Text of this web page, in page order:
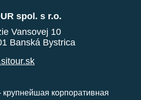
spol. s r.o.
Vansovej 10
Banská Bystrica
крупнейшая корпоративная